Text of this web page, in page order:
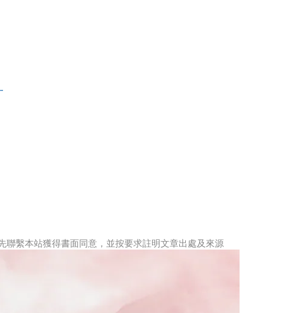
繫本站獲得書面同意，並按要求註明文章出處及來源